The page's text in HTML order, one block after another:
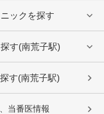
ックを探す
す(南荒子駅)
す(南荒子駅)
当番医情報